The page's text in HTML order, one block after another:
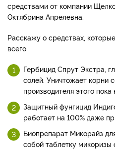
средствами от компании
Октябрина Апрелевна.
Расскажу о средствах,
всего
Гербицид Спрут Экстра,
солей. Уничтожает корни
производителя этого пока
Защитный фунгицид
работает на 100% даже
Биопрепарат Микорайз
собой таблетку